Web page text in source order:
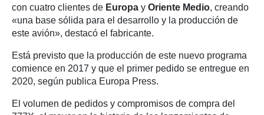
con cuatro clientes de Europa y Oriente Medio, creando
«una base sólida para el desarrollo y la producción de
este avión», destacó el fabricante.
Está previsto que la producción de este nuevo programa
comience en 2017 y que el primer pedido se entregue en
2020, según publica Europa Press.
El volumen de pedidos y compromisos de compra del